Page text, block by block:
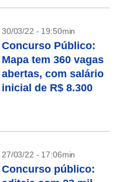
30/03/22 - 19:50min
Concurso Público:
Mapa tem 360 vagas
abertas, com salário
inicial de R$ 8.300
27/03/22 - 17:06min
Concurso público: